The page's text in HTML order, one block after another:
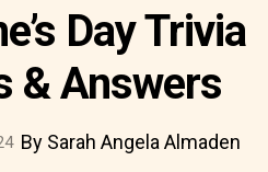
Day Trivia
& Answers
By Sarah Angela Almaden